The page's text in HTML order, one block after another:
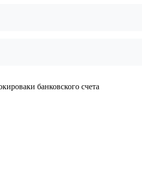
банковского счета